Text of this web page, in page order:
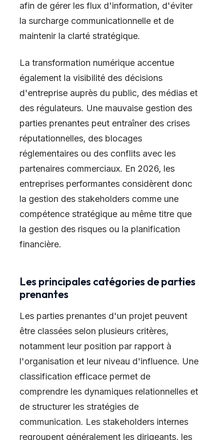
afin de gérer les flux d'information, d'éviter
la surcharge communicationnelle et de
maintenir la clarté stratégique.
La transformation numérique accentue
également la visibilité des décisions
d'entreprise auprès du public, des médias et
des régulateurs. Une mauvaise gestion des
parties prenantes peut entraîner des crises
réputationnelles, des blocages
réglementaires ou des conflits avec les
partenaires commerciaux. En 2026, les
entreprises performantes considèrent donc
la gestion des stakeholders comme une
compétence stratégique au même titre que
la gestion des risques ou la planification
financière.
Les principales catégories de parties
prenantes
Les parties prenantes d'un projet peuvent
être classées selon plusieurs critères,
notamment leur position par rapport à
l'organisation et leur niveau d'influence. Une
classification efficace permet de
comprendre les dynamiques relationnelles et
de structurer les stratégies de
communication. Les stakeholders internes
regroupent généralement les dirigeants, les